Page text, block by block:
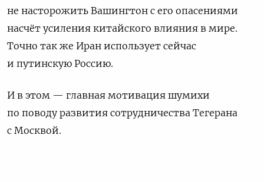
не насторожить Вашингтон с его опасениями
насчёт усиления китайского влияния в мире.
Точно так же Иран использует сейчас
и путинскую Россию.
И в этом — главная мотивация шумихи
по поводу развития сотрудничества Тегерана
с Москвой.